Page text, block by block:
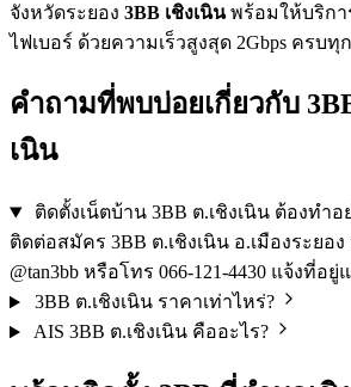
จังหวัดระยอง 3BB เชิงเนินพร้อมให้บริกา
ไฟเบอร์ ด้วยความเร็วสูงสุด 2Gbps ครบทุ
คำถามที่พบบ่อยเกี่ยวกับ
เนิน
ติดตั้งเน็ตบ้าน 3BB ต.เชิงเนิน ต้องทำอ
ติดต่อสมัคร 3BB ต.เชิงเนิน อ.เมืองระยอ
@tan3bb หรือโทร 066-121-4430 แจ้งที่อ
3BB ต.เชิงเนิน ราคาเท่าไหร่?
AIS 3BB ต.เชิงเนิน คืออะไร?